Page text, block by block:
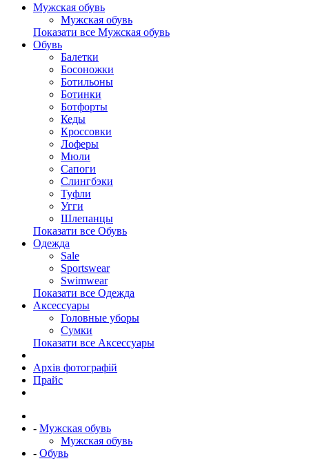
Мужская обувь
Мужская обувь
Показати все Мужская обувь
Обувь
Балетки
Босоножки
Ботильоны
Ботинки
Ботфорты
Кеды
Кроссовки
Лоферы
Мюли
Сапоги
Слингбэки
Туфли
Угги
Шлепанцы
Показати все Обувь
Одежда
Sale
Sportswear
Swimwear
Показати все Одежда
Аксессуары
Головные уборы
Сумки
Показати все Аксессуары
Архів фотографій
Прайс
- Мужская обувь
Мужская обувь
- Обувь